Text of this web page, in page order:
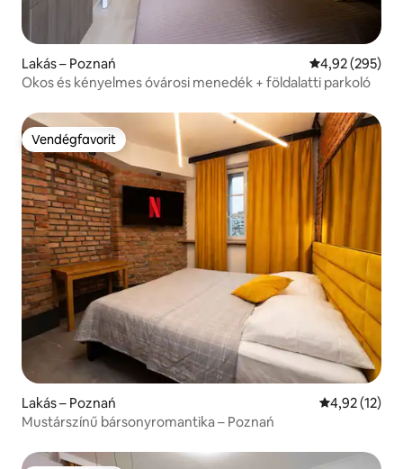
Lakás – Poznań Átlagos
4,92 (295)
Okos és kényelmes óvárosi menedék + földalatti parkoló
Vendégfavorit
Vendégfavorit
Lakás – Poznań Átlagos
4,92 (12)
Mustárszínű bársonyromantika – Poznań